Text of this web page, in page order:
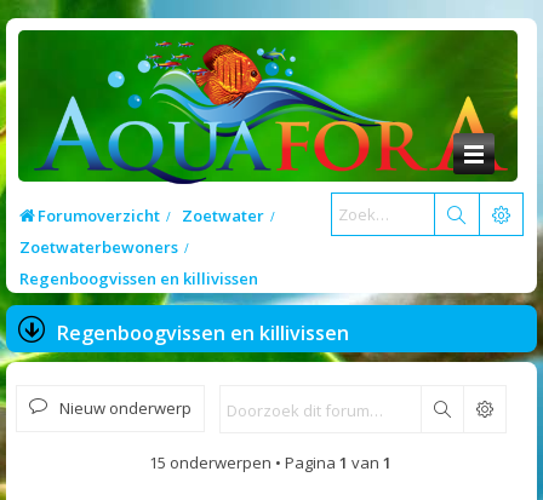
Forumoverzicht
Zoetwater
Zoetwaterbewoners
Regenboogvissen en killivissen
Regenboogvissen en killivissen
Nieuw onderwerp Zoek
15 onderwerpen • Pagina 1 van 1